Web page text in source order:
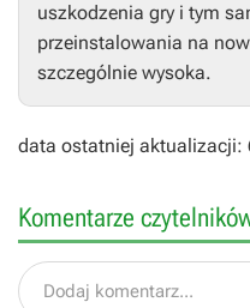
uszkodzenia gry i tym
przeinstalowania na
szczególnie wysoka.
data ostatniej aktualizacji:
Komentarze
Dodaj komentarz...